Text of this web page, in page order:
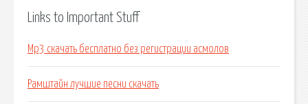
Links to Important Stuff
Mp3 скачать бесплатно без регистрации асмолов
Рамштайн лучшие песни скачать